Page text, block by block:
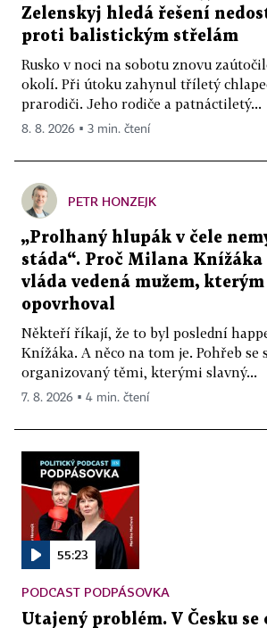
Zelenskyj hledá řešení
proti balistickým střelám
Rusko v noci na sobotu znovu
okolí. Při útoku zahynul tříletý
prarodiči. Jeho rodiče a patnáctiletý...
8. 8. 2026 ▪ 3 min. čtení
PETR HONZEJK
„Prolhaný hlupák v čele
stáda“. Proč Milana Knížáka
vláda vedená mužem,
opovrhoval
Někteří říkají, že to byl poslední
Knížáka. A něco na tom je. Pohřeb
organizovaný těmi, kterými slavný...
7. 8. 2026 ▪ 4 min. čtení
55:23
PODCAST PODPÁSOVKA
Utajený problém. V Česku